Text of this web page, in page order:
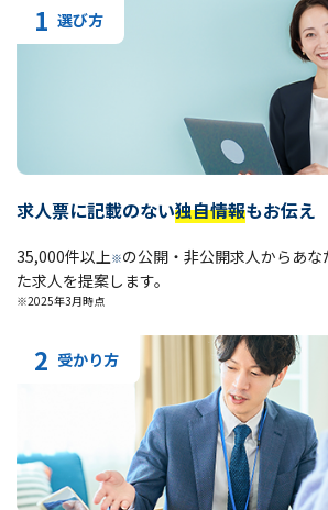
1 選び方
求人票に記載のない独自情報もお伝え
35,000件以上※の公開・非公開求人からあ
た求人を提案します。
※2025年3月時点
2 受かり方